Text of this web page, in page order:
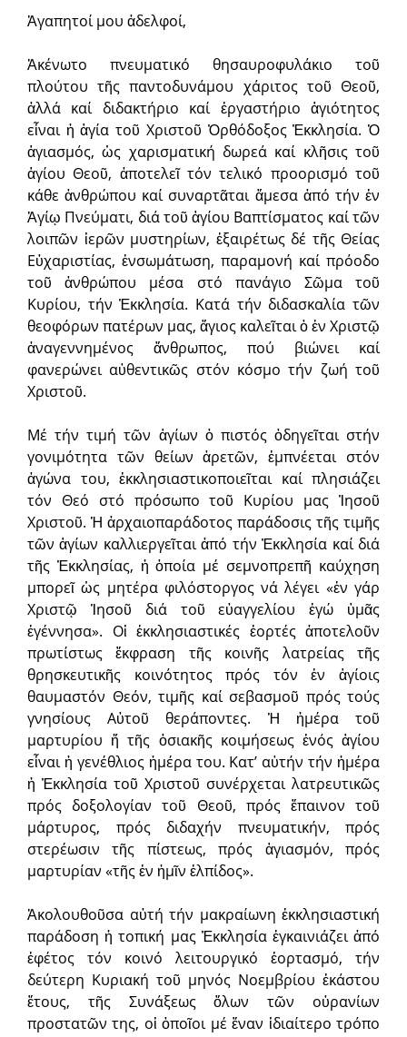
Ἀγαπητοί μου ἀδελφοί,
Ἀκένωτο πνευματικό θησαυροφυλάκιο τοῦ
πλούτου τῆς παντοδυνάμου χάριτος τοῦ Θεοῦ,
ἀλλά καί διδακτήριο καί ἐργαστήριο ἁγιότητος
εἶναι ἡ ἁγία τοῦ Χριστοῦ Ὀρθόδοξος Ἐκκλησία. Ὁ
ἁγιασμός, ὡς χαρισματική δωρεά καί κλῆσις τοῦ
ἁγίου Θεοῦ, ἀποτελεῖ τόν τελικό προορισμό τοῦ
κάθε ἀνθρώπου καί συναρτᾶται ἄμεσα ἀπό τήν ἐν
Ἁγίῳ Πνεύματι, διά τοῦ ἁγίου Βαπτίσματος καί τῶν
λοιπῶν ἱερῶν μυστηρίων, ἐξαιρέτως δέ τῆς Θείας
Εὐχαριστίας, ἐνσωμάτωση, παραμονή καί πρόοδο
τοῦ ἀνθρώπου μέσα στό πανάγιο Σῶμα τοῦ
Κυρίου, τήν Ἐκκλησία. Κατά τήν διδασκαλία τῶν
θεοφόρων πατέρων μας, ἅγιος καλεῖται ὁ ἐν Χριστῷ
ἀναγεννημένος ἄνθρωπος, πού βιώνει καί
φανερώνει αὐθεντικῶς στόν κόσμο τήν ζωή τοῦ
Χριστοῦ.
Μέ τήν τιμή τῶν ἁγίων ὁ πιστός ὁδηγεῖται στήν
γονιμότητα τῶν θείων ἀρετῶν, ἐμπνέεται στόν
ἀγώνα του, ἐκκλησιαστικοποιεῖται καί πλησιάζει
τόν Θεό στό πρόσωπο τοῦ Κυρίου μας Ἰησοῦ
Χριστοῦ. Ἡ ἀρχαιοπαράδοτος παράδοσις τῆς τιμῆς
τῶν ἁγίων καλλιεργεῖται ἀπό τήν Ἐκκλησία καί διά
τῆς Ἐκκλησίας, ἡ ὁποία μέ σεμνοπρεπῆ καύχηση
μπορεῖ ὡς μητέρα φιλόστοργος νά λέγει «ἐν γάρ
Χριστῷ Ἰησοῦ διά τοῦ εὐαγγελίου ἐγώ ὑμᾶς
ἐγέννησα». Οἱ ἐκκλησιαστικές ἑορτές ἀποτελοῦν
πρωτίστως ἔκφραση τῆς κοινῆς λατρείας τῆς
θρησκευτικῆς κοινότητος πρός τόν ἐν ἁγίοις
θαυμαστόν Θεόν, τιμῆς καί σεβασμοῦ πρός τούς
γνησίους Αὐτοῦ θεράποντες. Ἡ ἡμέρα τοῦ
μαρτυρίου ἤ τῆς ὁσιακῆς κοιμήσεως ἑνός ἁγίου
εἶναι ἡ γενέθλιος ἡμέρα του. Κατ’ αὐτήν τήν ἡμέρα
ἡ Ἐκκλησία τοῦ Χριστοῦ συνέρχεται λατρευτικῶς
πρός δοξολογίαν τοῦ Θεοῦ, πρός ἔπαινον τοῦ
μάρτυρος, πρός διδαχήν πνευματικήν, πρός
στερέωσιν τῆς πίστεως, πρός ἁγιασμόν, πρός
μαρτυρίαν «τῆς ἐν ἡμῖν ἐλπίδος».
Ἀκολουθοῦσα αὐτή τήν μακραίωνη ἐκκλησιαστική
παράδοση ἡ τοπική μας Ἐκκλησία ἐγκαινιάζει ἀπό
ἐφέτος τόν κοινό λειτουργικό ἑορτασμό, τήν
δεύτερη Κυριακή τοῦ μηνός Νοεμβρίου ἑκάστου
ἔτους, τῆς Συνάξεως ὅλων τῶν οὐρανίων
προστατῶν της, οἱ ὁποῖοι μέ ἕναν ἰδιαίτερο τρόπο